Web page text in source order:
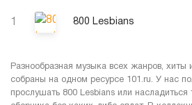
1 800 Lesbians
Разнообразная музыка всех жанров, хиты
собраны на одном ресурсе 101.ru. У нас
прослушать 800 Lesbians или насладиться